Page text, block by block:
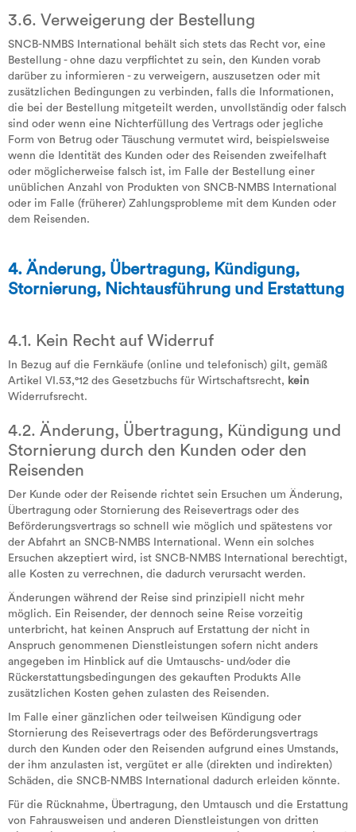
3.6. Verweigerung der Bestellung
SNCB-NMBS International behält sich stets das Recht vor, eine
Bestellung - ohne dazu verpflichtet zu sein, den Kunden vorab
darüber zu informieren - zu verweigern, auszusetzen oder mit
zusätzlichen Bedingungen zu verbinden, falls die Informationen,
die bei der Bestellung mitgeteilt werden, unvollständig oder falsch
sind oder wenn eine Nichterfüllung des Vertrags oder jegliche
Form von Betrug oder Täuschung vermutet wird, beispielsweise
wenn die Identität des Kunden oder des Reisenden zweifelhaft
oder möglicherweise falsch ist, im Falle der Bestellung einer
unüblichen Anzahl von Produkten von SNCB-NMBS International
oder im Falle (früherer) Zahlungsprobleme mit dem Kunden oder
dem Reisenden.
4. Änderung, Übertragung, Kündigung,
Stornierung, Nichtausführung und Erstattung
4.1. Kein Recht auf Widerruf
In Bezug auf die Fernkäufe (online und telefonisch) gilt, gemäß
Artikel VI.53,°12 des Gesetzbuchs für Wirtschaftsrecht, kein
Widerrufsrecht.
4.2. Änderung, Übertragung, Kündigung und
Stornierung durch den Kunden oder den
Reisenden
Der Kunde oder der Reisende richtet sein Ersuchen um Änderung,
Übertragung oder Stornierung des Reisevertrags oder des
Beförderungsvertrags so schnell wie möglich und spätestens vor
der Abfahrt an SNCB-NMBS International. Wenn ein solches
Ersuchen akzeptiert wird, ist SNCB-NMBS International berechtigt,
alle Kosten zu verrechnen, die dadurch verursacht werden.
Änderungen während der Reise sind prinzipiell nicht mehr
möglich. Ein Reisender, der dennoch seine Reise vorzeitig
unterbricht, hat keinen Anspruch auf Erstattung der nicht in
Anspruch genommenen Dienstleistungen sofern nicht anders
angegeben im Hinblick auf die Umtauschs- und/oder die
Rückerstattungsbedingungen des gekauften Produkts Alle
zusätzlichen Kosten gehen zulasten des Reisenden.
Im Falle einer gänzlichen oder teilweisen Kündigung oder
Stornierung des Reisevertrags oder des Beförderungsvertrags
durch den Kunden oder den Reisenden aufgrund eines Umstands,
der ihm anzulasten ist, vergütet er alle (direkten und indirekten)
Schäden, die SNCB-NMBS International dadurch erleiden könnte.
Für die Rücknahme, Übertragung, den Umtausch und die Erstattung
von Fahrausweisen und anderen Dienstleistungen von dritten